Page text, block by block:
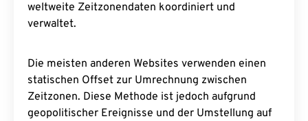
weltweite Zeitzonendaten koordiniert und
verwaltet.
Die meisten anderen Websites verwenden einen
statischen Offset zur Umrechnung zwischen
Zeitzonen. Diese Methode ist jedoch aufgrund
geopolitischer Ereignisse und der Umstellung auf